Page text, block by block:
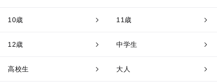
10歳 11歳
12歳 中学生
高校生 大人